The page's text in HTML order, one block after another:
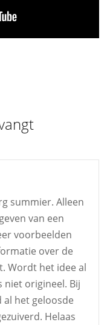
summier. Alleen
van een
voorbeelden
over de
Wordt het idee al
niet origineel. Bij
al het geloosde
Helaas